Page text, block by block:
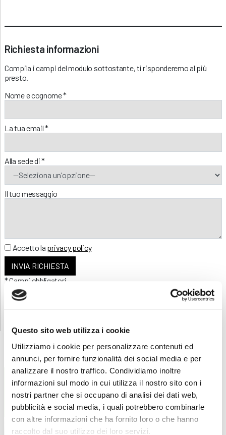
Questo sito web utilizza i cookie
Utilizziamo i cookie per personalizzare contenuti ed
annunci, per fornire funzionalità dei social media e per
analizzare il nostro traffico. Condividiamo inoltre
informazioni sul modo in cui utilizza il nostro sito con i
nostri partner che si occupano di analisi dei dati web,
pubblicità e social media, i quali potrebbero combinarle
con altre informazioni che ha fornito loro o che hanno
raccolto dal suo utilizzo dei loro servizi.
Richiesta informazioni
Compila i campi del modulo sottostante, ti risponderemo al più
presto.
Nome e cognome *
La tua email *
Alla sede di *
Il tuo messaggio
Accetto la privacy policy
* Campi obbligatori
SOCIO SANITARIA
Riqualifica da Asa in Oss
SOCIO-SANITARIA
Blsd per operatori sanitari –
Base